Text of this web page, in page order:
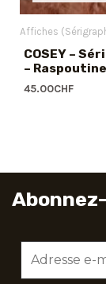
Affiches
COSEY –
– Raspoutine
45.00CHF
mail